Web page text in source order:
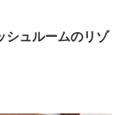
ュルームのリゾ